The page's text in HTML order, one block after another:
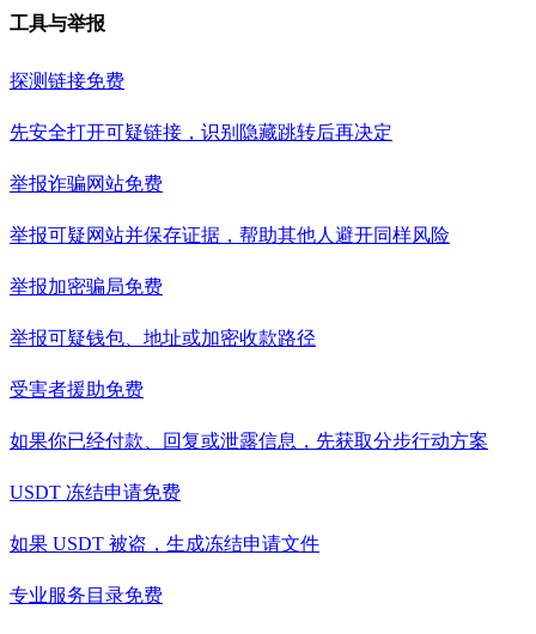
工具与举报
探测链接免费
先安全打开可疑链接，识别隐藏跳转后再决定
举报诈骗网站免费
举报可疑网站并保存证据，帮助其他人避开同样风险
举报加密骗局免费
举报可疑钱包、地址或加密收款路径
受害者援助免费
如果你已经付款、回复或泄露信息，先获取分步行动方案
USDT 冻结申请免费
如果 USDT 被盗，生成冻结申请文件
专业服务目录免费